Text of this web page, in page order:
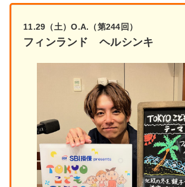
11.29（土）O.A.（第244回）
フィンランド ヘルシンキ